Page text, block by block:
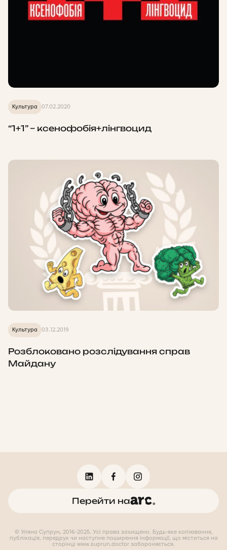
Культура 07.02.2020
“1+1” – ксенофобія+лінгвоцид
Культура 03.12.2019
Розблоковано розслідування справ
Майдану
Перейти на
© Уляна Супрун, 2016-2025. Усі права захищено. Будь-яке копіювання,
публікація, передрук чи наступне поширення інформації, що міститься на
сторінці www.suprun.doctor забороняється.